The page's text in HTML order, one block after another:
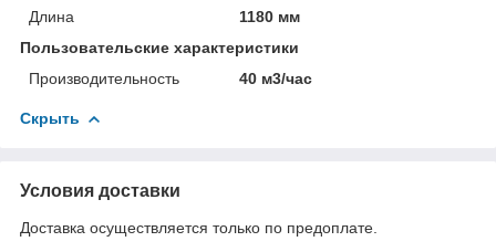
Длина
1180 мм
Пользовательские характеристики
Производительность
40 м3/час
Скрыть
Условия доставки
Доставка осуществляется только по предоплате.